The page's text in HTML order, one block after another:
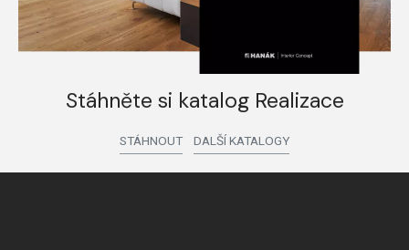
Stáhněte si katalog Realizace
STÁHNOUT DALŠÍ KATALOGY